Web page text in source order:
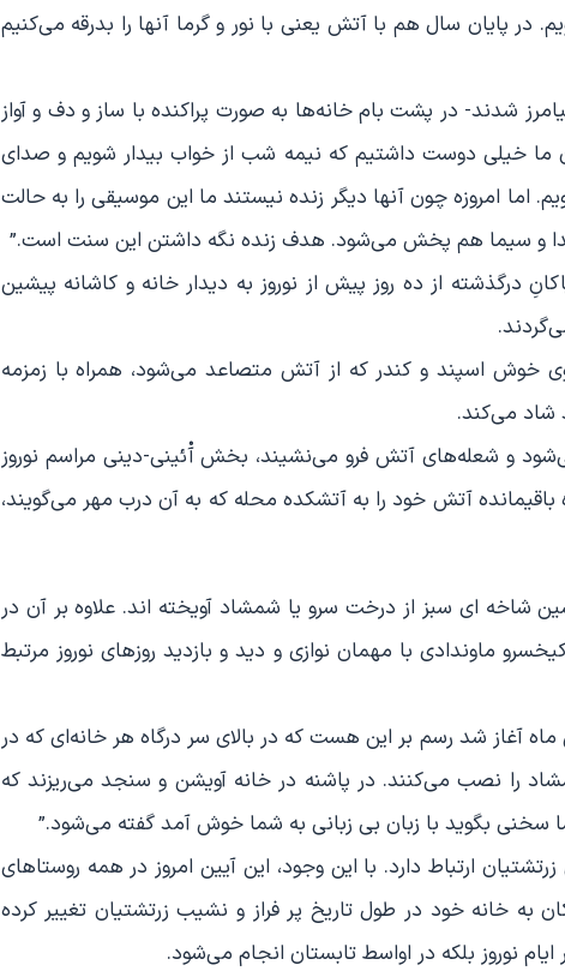
در پایان سال هم با آتش یعنی با نور و گرما آنها را بدرقه می‌کنیم
شدند- در پشت بام خانه‌ها به صورت پراکنده با ساز و دف و آواز
ما خیلی دوست داشتیم که نیمه شب از خواب بیدار شویم و صدای
اما امروزه چون آنها دیگر زنده نیستند ما این موسیقی را به حالت
و سیما هم پخش می‌شود. هدف زنده نگه داشتن این سنت است.”
درگذشته از ده روز پیش از نوروز به دیدار خانه و کاشانه پیشین
خوش اسپند و کندر که از آتش متصاعد می‌شود، همراه با زمزمه
شاد می‌کند.
و شعله‌های آتش فرو می‌نشیند، بخش آْئینی-دینی مراسم نوروز
باقیمانده آتش خود را به آتشکده محله که به آن درب مهر می‌گویند،
شاخه ای سبز از درخت سرو یا شمشاد آویخته اند. علاوه بر آن در
ماوندادی با مهمان نوازی و دید و بازدید روزهای نوروز مرتبط
ماه آغاز شد رسم بر این هست که در بالای سر درگاه هر خانه‌ای که در
را نصب می‌کنند. در پاشنه در خانه آویشن و سنجد می‌ریزند که
بگوید با زبان بی زبانی به شما خوش آمد گفته می‌شود.”
ارتباط دارد. با این وجود، این آیین امروز در همه روستاهای
به خانه خود در طول تاریخ پر فراز و نشیب زرتشتیان تغییر کرده
نوروز بلکه در اواسط تابستان انجام می‌شود.